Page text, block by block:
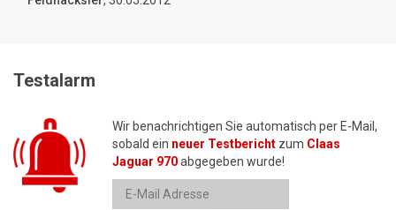
Testalarm
Wir benachrichtigen Sie automatisch per E-Mail,
sobald ein neuer Testbericht zum Claas
Jaguar 970abgegeben wurde!